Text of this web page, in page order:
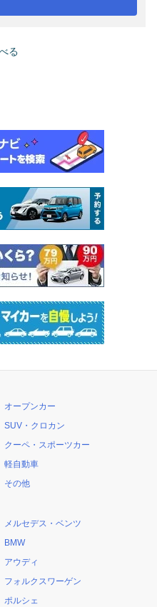
る
オープンカー
SUV・クロカン
クーペ・スポーツカー
軽自動車
その他
メルセデス・ベンツ
BMW
アウディ
フォルクスワーゲン
ポルシェ